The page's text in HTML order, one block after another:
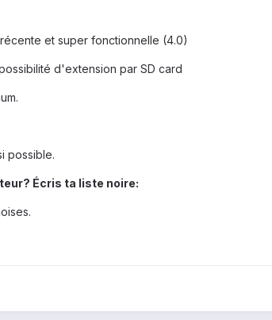
et super fonctionnelle (4.0)
d'extension par SD card
possible.
Écris ta liste noire: